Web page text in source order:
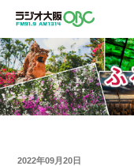
2022年09月20日